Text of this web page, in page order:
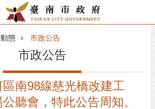
態 市政公告
市政公告
南98線慈光橋改建工
聽會，特此公告周知。